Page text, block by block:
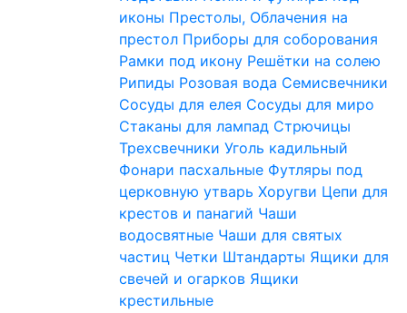
иконы Престолы, Облачения на
престол Приборы для соборования
Рамки под икону Решётки на солею
Рипиды Розовая вода Семисвечники
Сосуды для елея Сосуды для миро
Стаканы для лампад Стрючицы
Трехсвечники Уголь кадильный
Фонари пасхальные Футляры под
церковную утварь Хоругви Цепи для
крестов и панагий Чаши
водосвятные Чаши для святых
частиц Четки Штандарты Ящики для
свечей и огарков Ящики
крестильные